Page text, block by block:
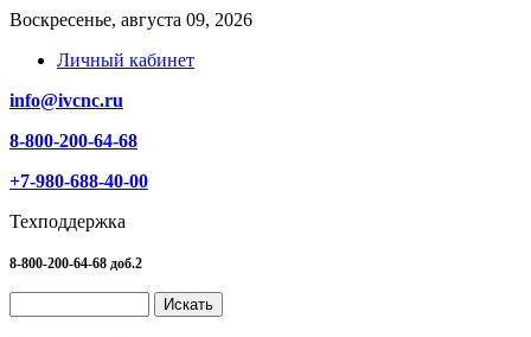
Воскресенье, августа 09, 2026
Личный кабинет
info@ivcnc.ru
8-800-200-64-68
+7-980-688-40-00
Техподдержка
8-800-200-64-68 доб.2